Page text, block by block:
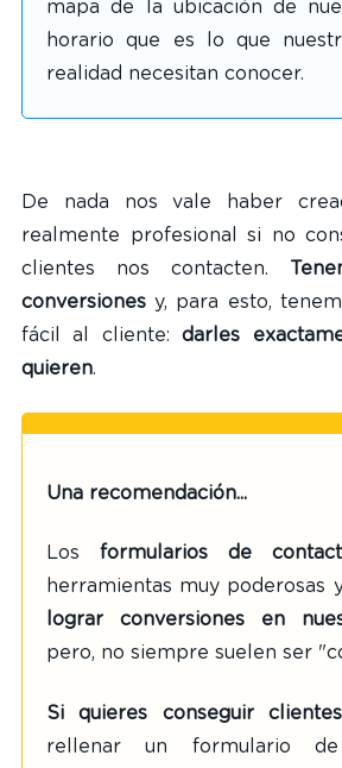
mapa de la ubicación de
horario que es lo que
realidad necesitan conocer.
De nada nos vale haber
realmente profesional si no
clientes nos contacten.
conversiones y, para esto,
fácil al cliente:darles
quieren.
Una recomendación...
Los formularios de
herramientas muy poderosas
lograr conversiones en
pero, no siempre suelen ser
Si quieres conseguir clientes
rellenar un formulario